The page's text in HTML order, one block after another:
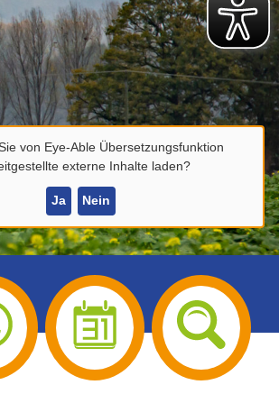
von Eye-Able Übersetzungsfunktion
externe Inhalte laden?
Ja Nein